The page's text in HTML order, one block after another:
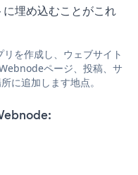
埋め込むことがこれ
を作成し、ウェブサイト
ページ、投稿、サ
に追加します地点。